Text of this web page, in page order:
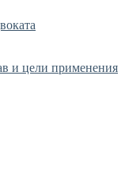
и цели применения